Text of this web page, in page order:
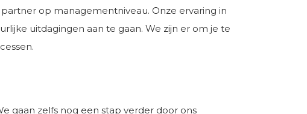
op managementniveau. Onze ervaring in
uitdagingen aan te gaan. We zijn er om je te
gaan zelfs nog een stap verder door ons